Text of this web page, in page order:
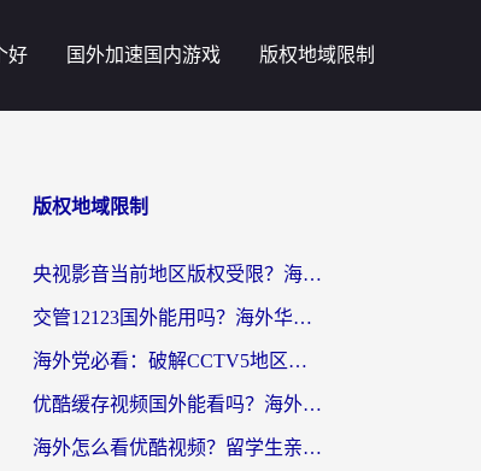
好 国外加速国内游戏 版权地域限制
版权地域限制
央视影音当前地区版权受限？海外党追剧看片的终极解决方案来了
交管12123国外能用吗？海外华人亲测有效的回国加速器选择指南
海外党必看：破解CCTV5地区限制，这样看欧洲杯奥运直播才够爽！
优酷缓存视频国外能看吗？海外党追剧看片的终极解决方案来了
海外怎么看优酷视频？留学生亲测有效的回国加速器选择指南